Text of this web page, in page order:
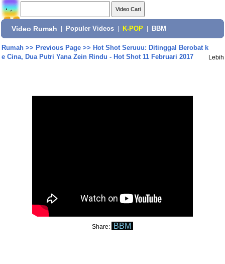
Video Rumah Populer Videos K-POP BBM
Rumah>> Previous Page>> Hot Shot Seruuu: Ditinggal Berobat k
e Cina, Dua Putri Yana Zein Rindu - Hot Shot 11 Februari 2017
Lebih
Share: BBM